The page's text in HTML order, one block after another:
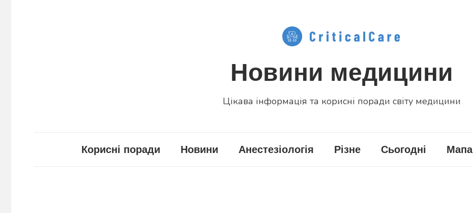
Новини медицини
Цікава інформація та корисні поради світу медицини
Корисні поради Новини Анестезіологія Різне Сьогодні Мапа